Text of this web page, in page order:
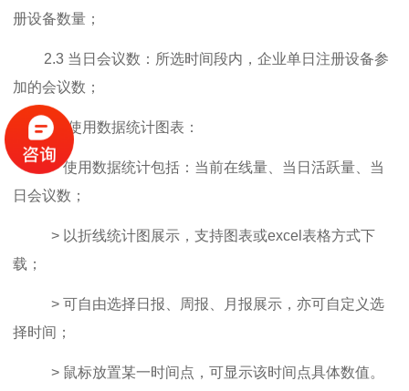
册设备数量；
2.3 当日会议数：所选时间段内，企业单日注册设备参
加的会议数；
2.4 使用数据统计图表：
>使用数据统计包括：当前在线量、当日活跃量、当
日会议数；
> 以折线统计图展示，支持图表或excel表格方式下
载；
> 可自由选择日报、周报、月报展示，亦可自定义选
择时间；
> 鼠标放置某一时间点，可显示该时间点具体数值。